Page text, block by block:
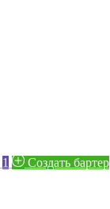
1 Создать бартер